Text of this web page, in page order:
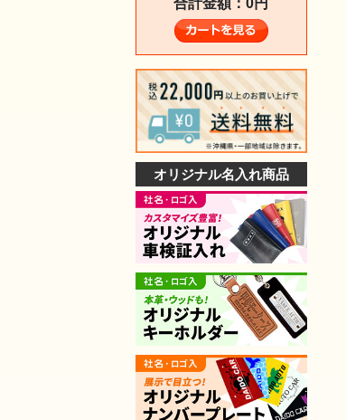
合計金額：0円
オリジナル名入れ商品